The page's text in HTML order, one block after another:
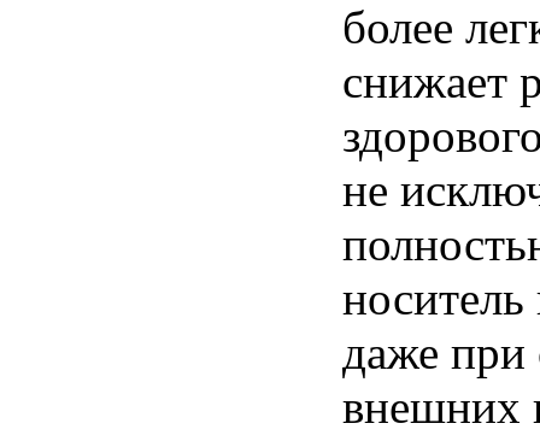
более
снижает
не
носитель
даже при
внешних